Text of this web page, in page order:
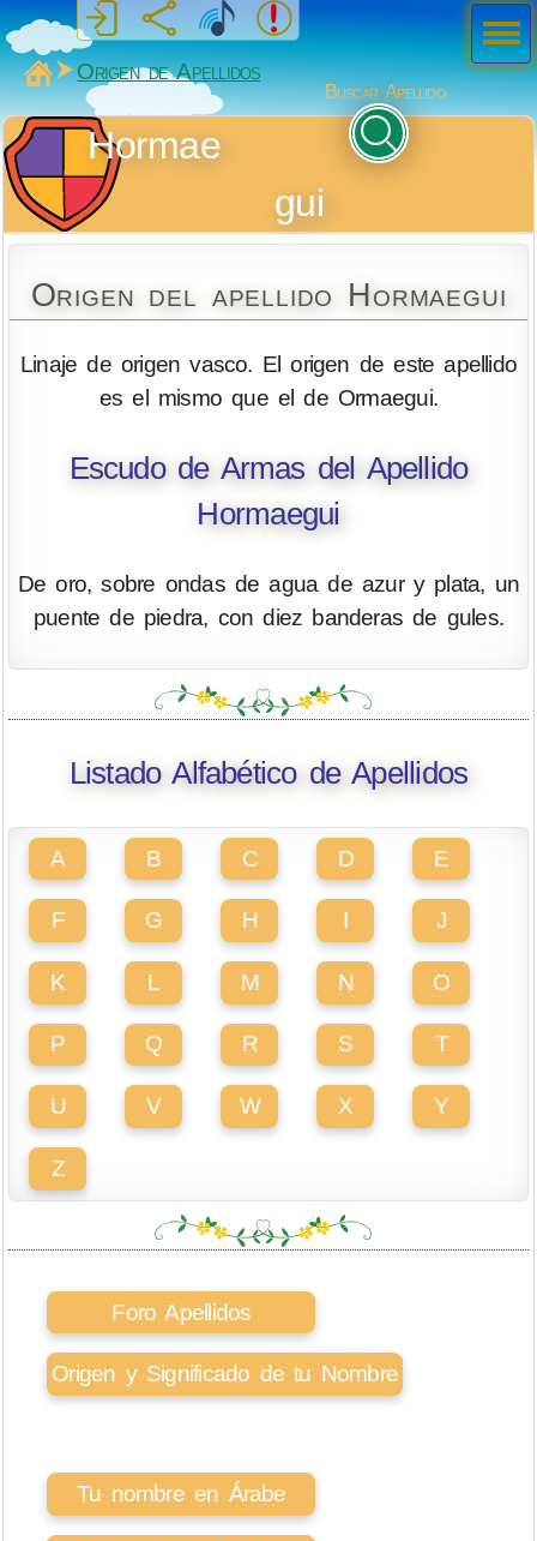
MiSabueso
Origen de Apellidos
Buscar Apellido
Hormae
gui
Origen del apellido Hormaegui
Linaje de origen vasco. El origen de este apellido
es el mismo que el de Ormaegui.
Escudo de Armas del Apellido
Hormaegui
De oro, sobre ondas de agua de azur y plata, un
puente de piedra, con diez banderas de gules.
Listado Alfabético de Apellidos
A B C D E
F G H I J
K L M N O
P Q R S T
U V W X Y
Z
Foro Apellidos
Origen y Significado de tu Nombre
Tu nombre en Árabe
Men
ú